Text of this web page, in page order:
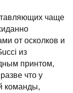
чаще
от осколков и
из
принтом,
что у
команды,